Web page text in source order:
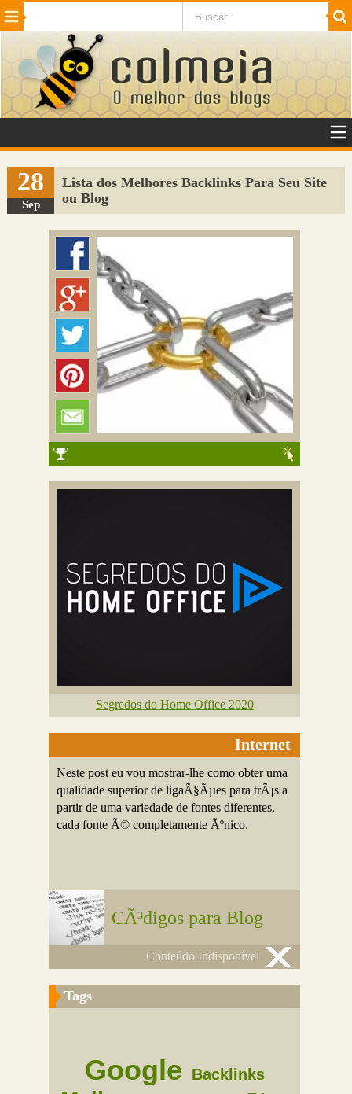
Beleza Cinema e TV
Internet Jogos NotÃ­cias SaÃºde
VeÃ­culos Adulto
Sugerir Link
Adicionar Blog
Colmeia Exchange
Perguntas Frequentes
28
Sep
Lista dos Melhores Backlinks Para Seu Site
ou Blog
Segredos do Home Office 2020
Internet
Neste post eu vou mostrar-lhe como obter uma
qualidade superior de ligaÃ§Ãµes para trÃ¡s a
partir de uma variedade de fontes diferentes,
cada fonte Ã© completamente Ãºnico.
CÃ³digos para Blog
Conteúdo Indisponível
Tags
Google Backlinks